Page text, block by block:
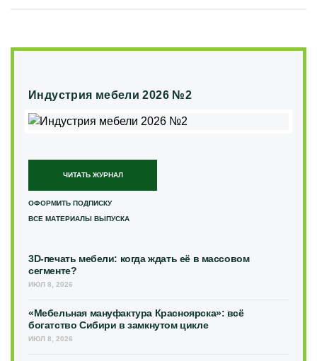
Индустрия мебели 2026 №2
ЧИТАТЬ ЖУРНАЛ
ОФОРМИТЬ ПОДПИСКУ
ВСЕ МАТЕРИАЛЫ ВЫПУСКА
3D-печать мебели: когда ждать её в массовом
сегменте?
ИЮЛ 8, 2026
«Мебельная мануфактура Красноярска»: всё
богатство Сибири в замкнутом цикле
ИЮЛ 8, 2026